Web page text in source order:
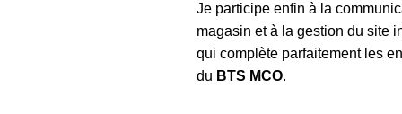
Je participe enfin à la
magasin et à la gestion du site
qui complète parfaitement les
du BTS MCO.